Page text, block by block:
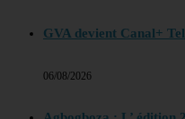
GVA devient Canal+
06/08/2026